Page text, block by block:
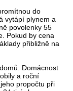
do
vytápí plynem a
povolenky 55
Pokud by cena
přibližně na
Domácnost
a roční
propočtu při